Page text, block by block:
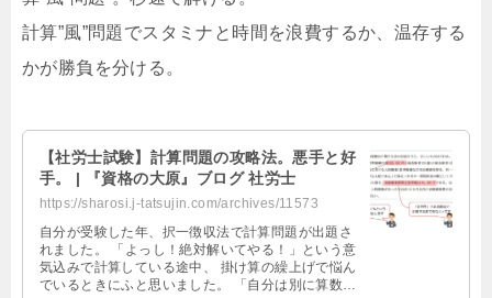
計算”風”問題でスタミナと時間を浪費するか、温存する
かが勝負を分ける。
【社労士試験】計算問題の攻略法。悪手と好
手。 | 『資格の大原』ブログ 社労士
https://sharosi.j-tatsujin.com/archives/11573
自分が受験した年、択一徴収法で計算問題が出題さ
れました。 「よっし！絶対解いてやる！」という意
気込みで計算している途中、 掛け算の繰上げで悩ん
でいるときにふと思いました。 「自分は別に算数の